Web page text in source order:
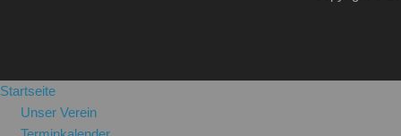
Startseite
Unser Verein